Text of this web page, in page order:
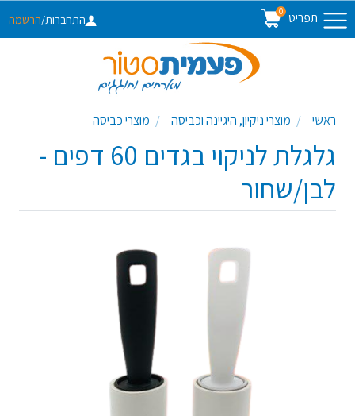
תפריט 0
התחברות/הרשמה
ראשי מוצרי ניקיון, היגיינה וכביסה מוצרי כביסה
גלגלת לניקוי בגדים 60 דפים -
לבן/שחור